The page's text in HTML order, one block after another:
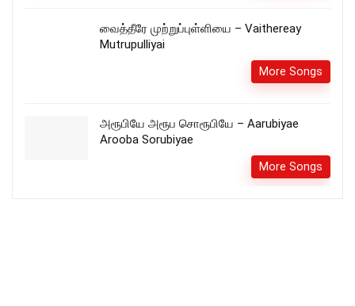
வைத்தீரே முற்றுப்புள்ளியை – Vaithereay
Mutrupulliyai
More Songs
அரூபியே அரூப சொரூபியே – Aarubiyae
Arooba Sorubiyae
More Songs